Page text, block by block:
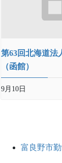
第63回北海道法
（函館）
9月10日
富良野市